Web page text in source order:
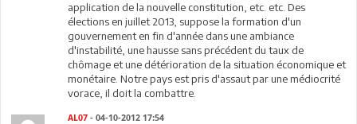
application de la nouvelle constitution, etc. etc. Des
élections en juillet 2013, suppose la formation d'un
gouvernement en fin d'année dans une ambiance
d'instabilité, une hausse sans précédent du taux de
chômage et une détérioration de la situation économique et
monétaire. Notre pays est pris d'assaut par une médiocrité
vorace, il doit la combattre.
AL07 - 04-10-2012 17:54